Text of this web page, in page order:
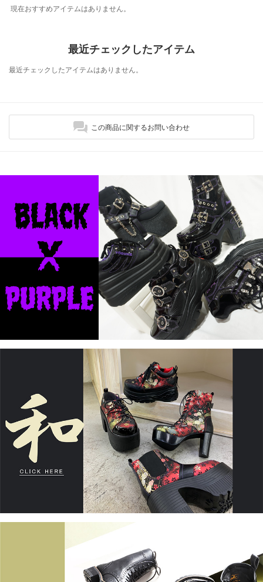
現在おすすめアイテムはありません。
最近チェックしたアイテム
最近チェックしたアイテムはありません。
この商品に関するお問い合わせ